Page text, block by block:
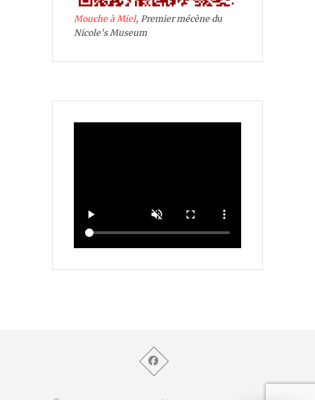
Mouche à Miel, Premier mécène du
Nicole's Museum